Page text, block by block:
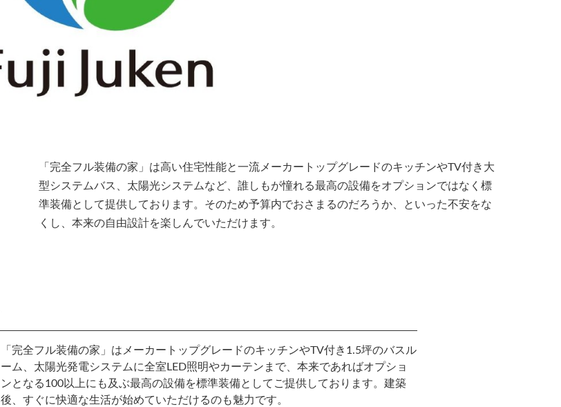
「完全フル装備の家」は高い住宅性能と一流メーカートップグレードのキッチンやTV付き大
型システムバス、太陽光システムなど、誰しもが憧れる最高の設備をオプションではなく標
準装備として提供しております。そのため予算内でおさまるのだろうか、といった不安をな
くし、本来の自由設計を楽しんでいただけます。
「完全フル装備の家」はメーカートップグレードのキッチンやTV付き1.5坪のバスル
ーム、太陽光発電システムに全室LED照明やカーテンまで、本来であればオプショ
ンとなる100以上にも及ぶ最高の設備を標準装備としてご提供しております。建築
後、すぐに快適な生活が始めていただけるのも魅力です。